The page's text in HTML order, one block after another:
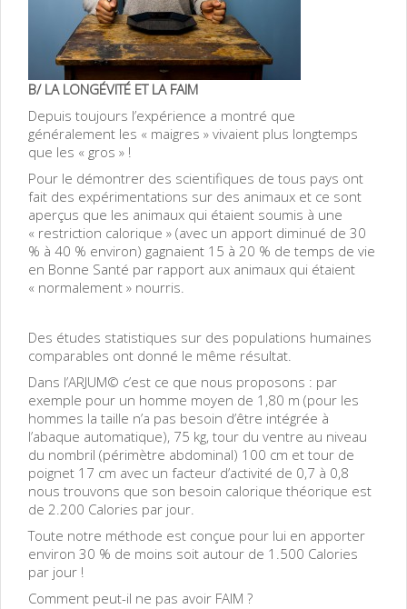
B/ LA LONGÉVITÉ ET LA FAIM
Depuis toujours l’expérience a montré que
généralement les « maigres » vivaient plus longtemps
que les « gros » !
Pour le démontrer des scientifiques de tous pays ont
fait des expérimentations sur des animaux et ce sont
aperçus que les animaux qui étaient soumis à une
« restriction calorique » (avec un apport diminué de 30
% à 40 % environ) gagnaient 15 à 20 % de temps de vie
en Bonne Santé par rapport aux animaux qui étaient
« normalement » nourris.
Des études statistiques sur des populations humaines
comparables ont donné le même résultat.
Dans l’ARJUM© c’est ce que nous proposons : par
exemple pour un homme moyen de 1,80 m (pour les
hommes la taille n’a pas besoin d’être intégrée à
l’abaque automatique), 75 kg, tour du ventre au niveau
du nombril (périmètre abdominal) 100 cm et tour de
poignet 17 cm avec un facteur d’activité de 0,7 à 0,8
nous trouvons que son besoin calorique théorique est
de 2.200 Calories par jour.
Toute notre méthode est conçue pour lui en apporter
environ 30 % de moins soit autour de 1.500 Calories
par jour !
Comment peut-il ne pas avoir FAIM ?